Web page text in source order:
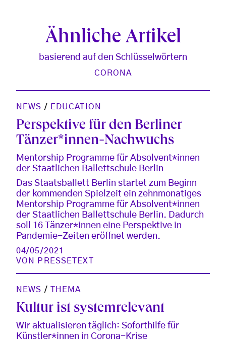
Ähnliche Artikel
basierend auf den Schlüsselwörtern
CORONA
NEWS / EDUCATION
Perspektive für den Berliner
Tänzer*innen-Nachwuchs
Mentorship Programme für Absolvent*innen
der Staatlichen Ballettschule Berlin
Das Staatsballett Berlin startet zum Beginn
der kommenden Spielzeit ein zehnmonatiges
Mentorship Programme für Absolvent*innen
der Staatlichen Ballettschule Berlin. Dadurch
soll 16 Tänzer*innen eine Perspektive in
Pandemie-Zeiten eröffnet werden.
04/05/2021
VON
PRESSETEXT
NEWS / THEMA
Kultur ist systemrelevant
Wir aktualisieren täglich: Soforthilfe für
Künstler*innen in Corona-Krise